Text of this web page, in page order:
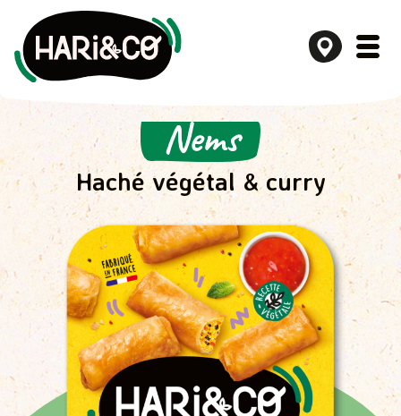
Aller
contenu
Nems
Haché végétal & curry